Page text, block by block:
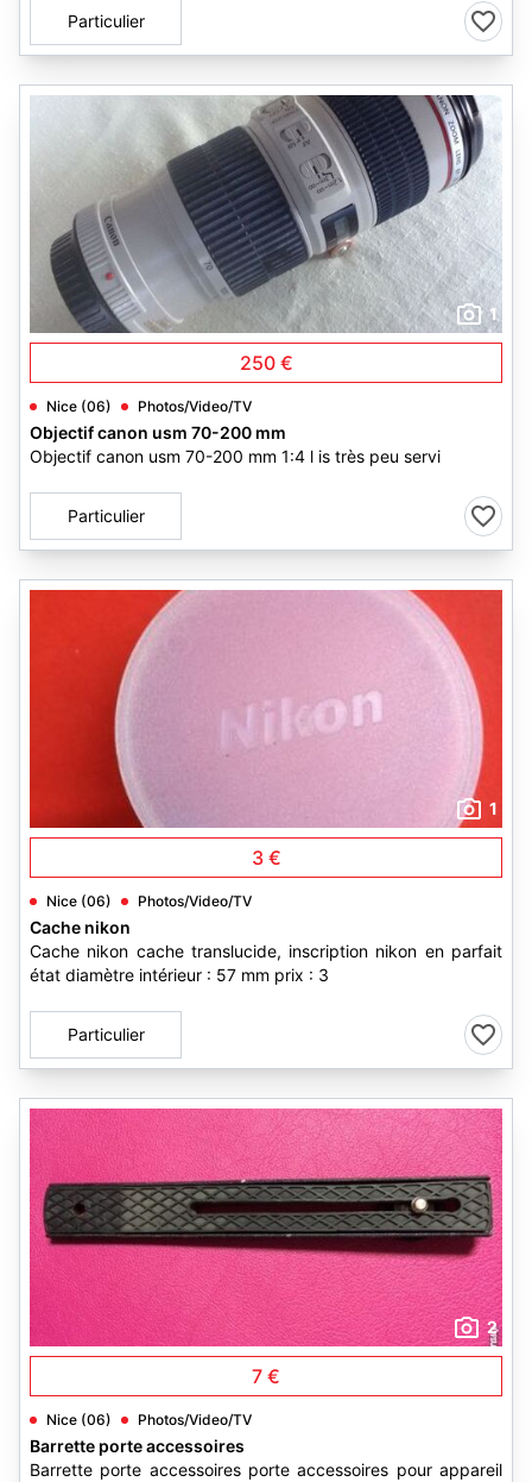
Particulier
1
250 €
Nice (06) Photos/Video/TV
Objectif canon usm 70-200 mm
Objectif canon usm 70-200 mm 1:4 l is très peu servi
Particulier
1
3 €
Nice (06) Photos/Video/TV
Cache nikon
Cache nikon cache translucide, inscription nikon en parfait
état diamètre intérieur : 57 mm prix : 3
Particulier
2
7 €
Nice (06) Photos/Video/TV
Barrette porte accessoires
Barrette porte accessoires porte accessoires pour appareil